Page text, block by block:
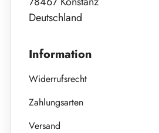
Deutschland
Information
Widerrufsrecht
Zahlungsarten
Versand